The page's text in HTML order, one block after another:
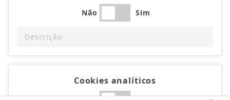
Não Sim
Descrição
Cookies analíticos